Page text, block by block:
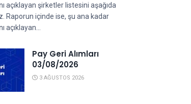
açıklayan şirketler listesini aşağıda
Raporun içinde ise, şu ana kadar
açıklayan...
Pay Geri Alımları
03/08/2026
3 AĞUSTOS 2026